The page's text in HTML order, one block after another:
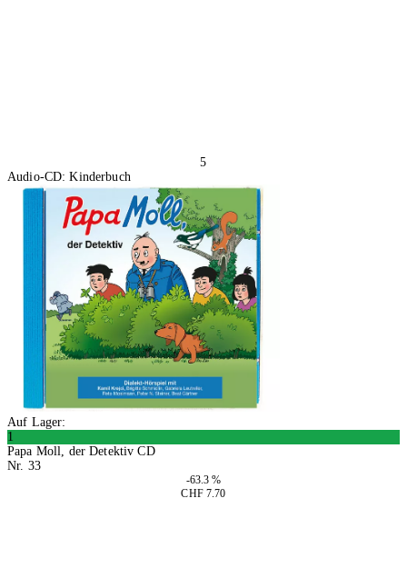
5
Audio-CD: Kinderbuch
Auf Lager:
1
Papa Moll, der Detektiv CD
Nr. 33
-63.3 %
CHF 7.70